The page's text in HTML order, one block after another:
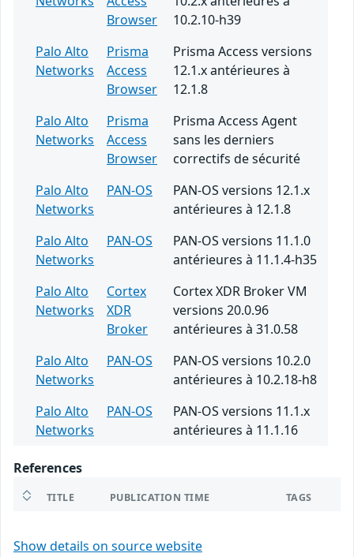
Browser
10.2.10-h39
Palo Alto
Networks
Prisma
Access
Browser
Prisma Access versions
12.1.x antérieures à
12.1.8
Palo Alto
Networks
Prisma
Access
Browser
Prisma Access Agent
sans les derniers
correctifs de sécurité
Palo Alto
Networks
PAN-OS
PAN-OS versions 12.1.x
antérieures à 12.1.8
Palo Alto
Networks
PAN-OS
PAN-OS versions 11.1.0
antérieures à 11.1.4-h35
Palo Alto
Networks
Cortex
XDR
Broker
Cortex XDR Broker VM
versions 20.0.96
antérieures à 31.0.58
Palo Alto
Networks
PAN-OS
PAN-OS versions 10.2.0
antérieures à 10.2.18-h8
Palo Alto
Networks
PAN-OS
PAN-OS versions 11.1.x
antérieures à 11.1.16
References
TITLE PUBLICATION TIME TAGS
Show details on source website